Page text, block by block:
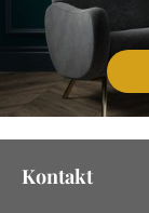
Kontakt